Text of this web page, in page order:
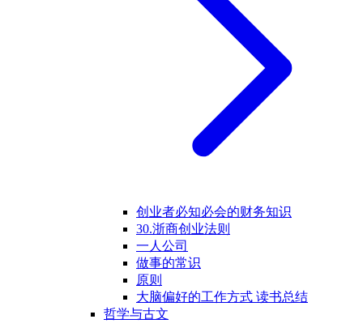
创业者必知必会的财务知识
30.浙商创业法则
一人公司
做事的常识
原则
大脑偏好的工作方式 读书总结
哲学与古文